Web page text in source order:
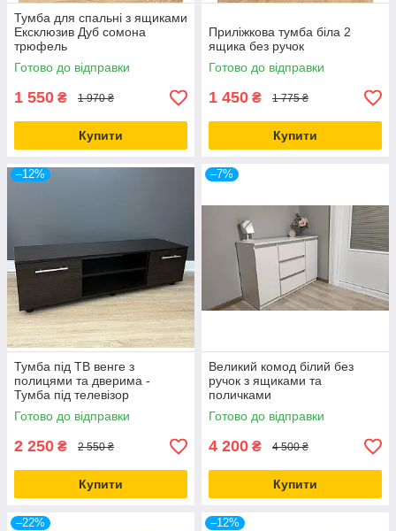
Тумба для спальні з ящиками
Ексклюзив Дуб сомона
трюфель
Готово до відправки
1 550 ₴ 1 970 ₴
Купити
Приліжкова тумба біла 2
ящика без ручок
Готово до відправки
1 450 ₴ 1 775 ₴
Купити
–12%
Тумба під ТВ венге з
полицями та дверима -
Тумба під телевізор
Готово до відправки
2 250 ₴ 2 550 ₴
Купити
–7%
Великий комод білий без
ручок з ящиками та
поличками
Готово до відправки
4 200 ₴ 4 500 ₴
Купити
–22% –12%